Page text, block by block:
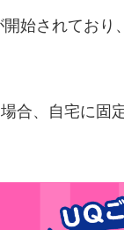
始されてお
合、自宅に固